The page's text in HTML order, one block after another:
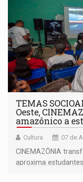
TEMAS
Oeste,
amazônico a
Cultura 07 de
CINEMAZÔNIA
aproxima